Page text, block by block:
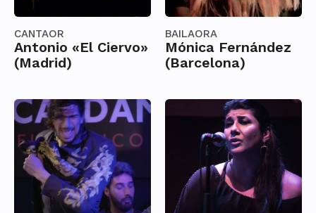
CANTAOR
Antonio «El Ciervo»
(Madrid)
BAILAORA
Mónica Fernández
(Barcelona)